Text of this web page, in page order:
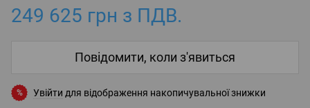
249 625 грн з ПДВ.
Повідомити, коли з'явиться
% Увійти для відображення накопичувальної знижки